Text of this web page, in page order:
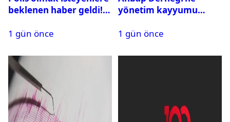
beklenen haber geldi!
1 gün önce
yönetim kayyumu
açıldı
1 gün önce